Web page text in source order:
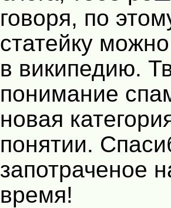
говоря, по
статейку
в википедию.
понимание
новая
понятии.
запотраченое
время!